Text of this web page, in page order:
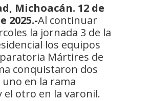
Michoacán. 12 de
2025.-Al continuar
la jornada 3 de la
los equipos
Mártires de
conquistaron dos
en la rama
el otro en la varonil.